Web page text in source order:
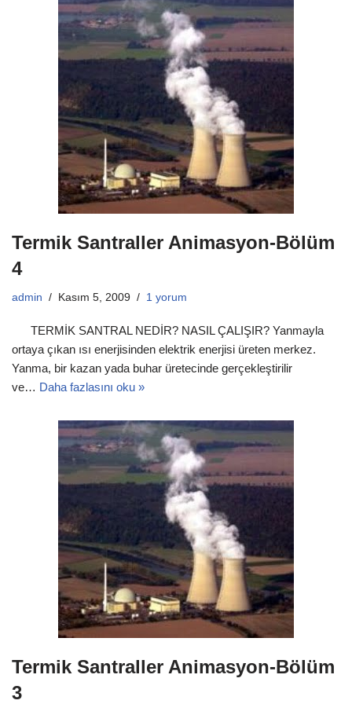
Termik Santraller Animasyon-Bölüm
4
admin Kasım 5, 2009 1 yorum
TERMİK SANTRAL NEDİR? NASIL ÇALIŞIR? Yanmayla
ortaya çıkan ısı enerjisinden elektrik enerjisi üreten merkez.
Yanma, bir kazan yada buhar üretecinde gerçekleştirilir
ve… Daha fazlasını oku »
Termik Santraller Animasyon-Bölüm
3